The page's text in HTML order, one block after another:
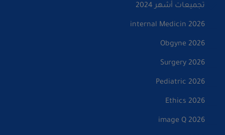
تجميعات أشهر 2024
internal Medicin 2026
Obgyne 2026
Surgery 2026
Pediatric 2026
Ethics 2026
image Q 2026